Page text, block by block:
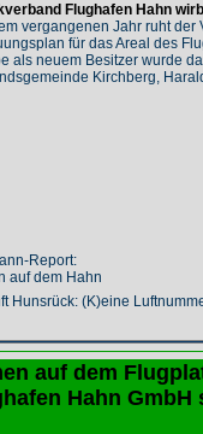
Flughafen Hahn
vergangenen Jahr ruht
für das Areal des
als neuem Besitzer wurde
Kirchberg,
Report:
auf dem Hahn
Hunsrück: (K)eine
auf dem
Hahn GmbH